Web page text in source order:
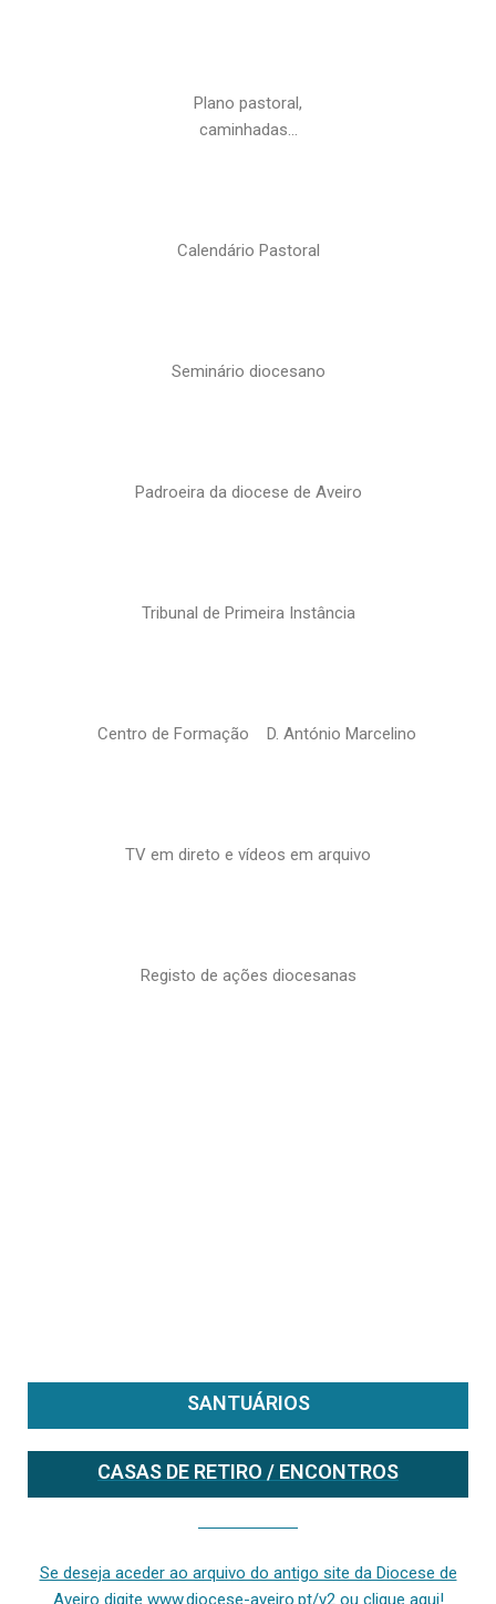
Plano pastoral,
caminhadas…
Calendário Pastoral
Seminário diocesano
Padroeira da diocese de Aveiro
Tribunal de Primeira Instância
Centro de Formação D. António Marcelino
TV em direto e vídeos em arquivo
Registo de ações diocesanas
SANTUÁRIOS
CASAS DE RETIRO / ENCONTROS
Se deseja aceder ao arquivo do antigo site da Diocese de
Aveiro digite www.diocese-aveiro.pt/v2 ou clique aqui!